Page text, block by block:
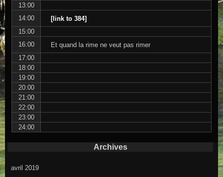
13:00
14:00
[link to 384]
15:00
16:00
Et quand la rime ne veut pas rimer
17:00
18:00
19:00
20:00
21:00
22:00
23:00
24:00
Archives
avril 2019